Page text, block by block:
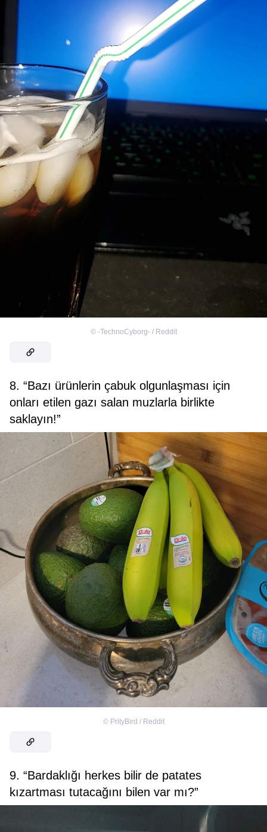
© -TechnoCyborg- / Reddit
8. “Bazı ürünlerin çabuk olgunlaşması için
onları etilen gazı salan muzlarla birlikte
saklayın!”
© PrityBird / Reddit
9. “Bardaklığı herkes bilir de patates
kızartması tutacağını bilen var mı?”